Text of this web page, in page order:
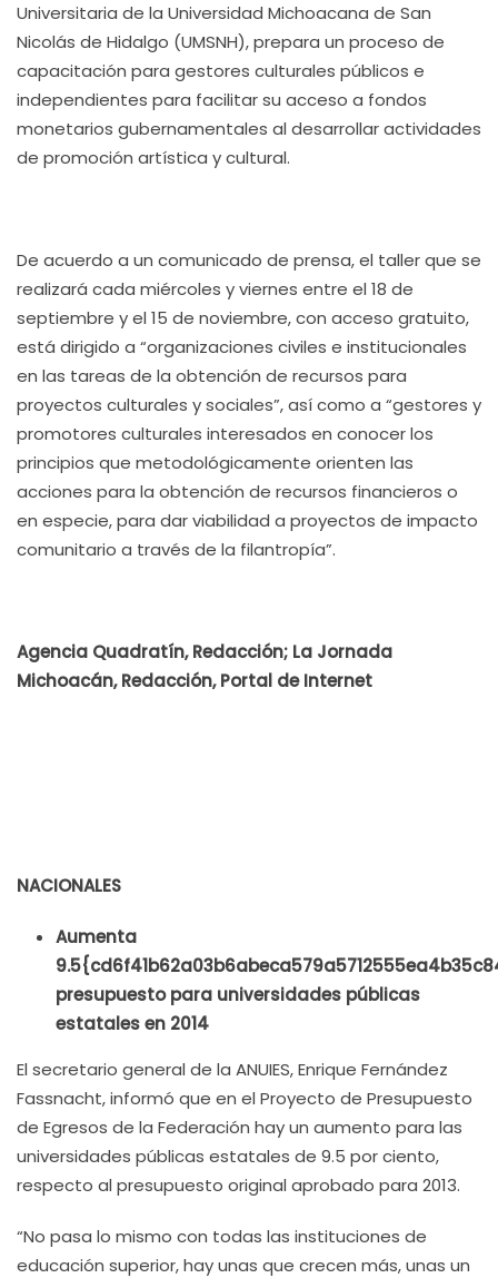
Universitaria de la Universidad Michoacana de San
Nicolás de Hidalgo (UMSNH), prepara un proceso de
capacitación para gestores culturales públicos e
independientes para facilitar su acceso a fondos
monetarios gubernamentales al desarrollar actividades
de promoción artística y cultural.
De acuerdo a un comunicado de prensa, el taller que se
realizará cada miércoles y viernes entre el 18 de
septiembre y el 15 de noviembre, con acceso gratuito,
está dirigido a “organizaciones civiles e institucionales
en las tareas de la obtención de recursos para
proyectos culturales y sociales”, así como a “gestores y
promotores culturales interesados en conocer los
principios que metodológicamente orienten las
acciones para la obtención de recursos financieros o
en especie, para dar viabilidad a proyectos de impacto
comunitario a través de la filantropía”.
Agencia Quadratín, Redacción; La Jornada
Michoacán, Redacción, Portal de Internet
NACIONALES
Aumenta
presupuesto para universidades públicas
estatales en 2014
El secretario general de la ANUIES, Enrique Fernández
Fassnacht, informó que en el Proyecto de Presupuesto
de Egresos de la Federación hay un aumento para las
universidades públicas estatales de 9.5 por ciento,
respecto al presupuesto original aprobado para 2013.
“No pasa lo mismo con todas las instituciones de
educación superior, hay unas que crecen más, unas un